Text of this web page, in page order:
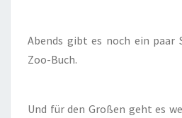
Abends gibt es noch ein paar
Zoo-Buch.
Und für den Großen geht es